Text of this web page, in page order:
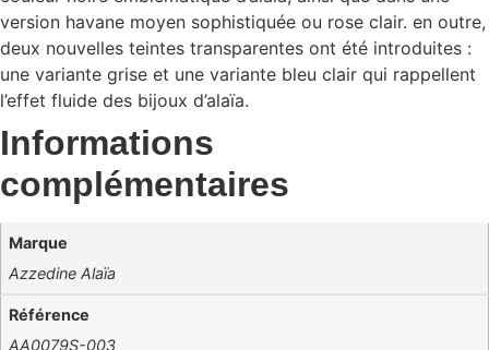
version havane moyen sophistiquée ou rose clair. en outre,
deux nouvelles teintes transparentes ont été introduites :
une variante grise et une variante bleu clair qui rappellent
l’effet fluide des bijoux d’alaïa.
Informations
complémentaires
Référence
AA0079S-003
Marque
Azzedine Alaïa